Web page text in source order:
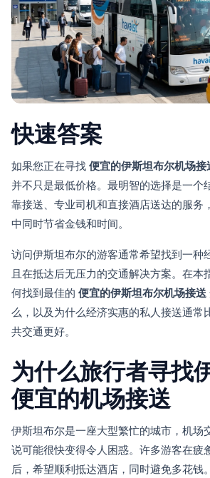
快速答案
如果您正在寻找 便宜的伊斯坦布尔机场接
并不只是最低价格。最明智的选择是一个
靠接送、专业司机和直接酒店送达的服务
中同时节省金钱和时间。
访问伊斯坦布尔的游客通常希望找到一种
且在抵达后无压力的交通解决方案。在本
何找到最佳的 便宜的伊斯坦布尔机场接送
么，以及为什么经济实惠的私人接送通常
共交通更好。
为什么旅行者寻找
便宜的机场接送
伊斯坦布尔是一座大型繁忙的城市，机场
说可能很快变得令人困惑。许多游客在疲
后，希望顺利抵达酒店，同时避免多花钱。